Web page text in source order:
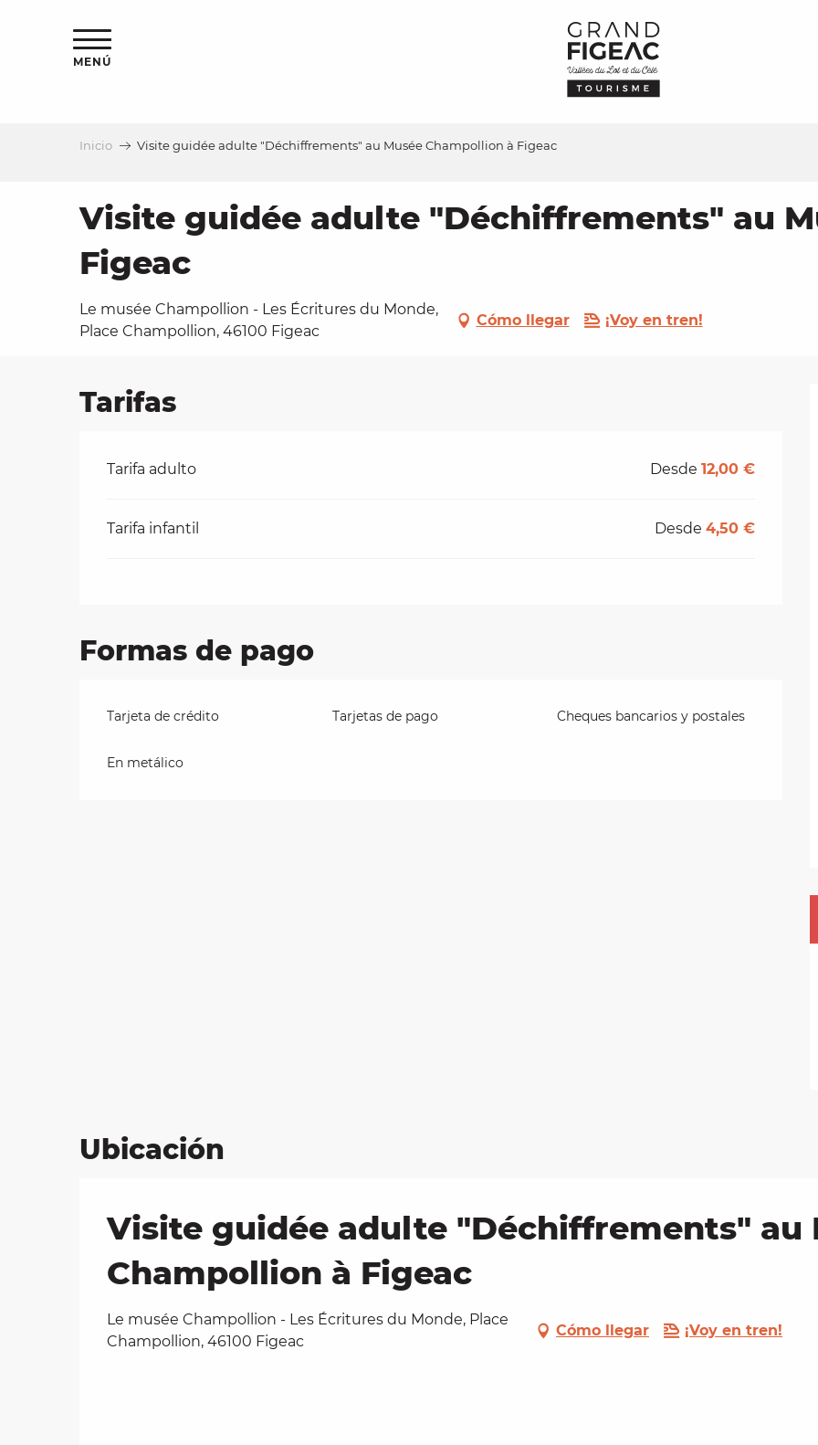
MENÚ
Inicio Visite guidée adulte "Déchiffrements" au Musée Champollion à Figeac
Visite guidée adulte "Déchiffrements" au
Figeac
Le musée Champollion - Les Écritures du Monde,
Place Champollion, 46100 Figeac
Cómo llegar ¡Voy en tren!
Tarifas
Tarifas 2026
Tarifa adulto Desde12,00 €
Tarifa infantil Desde4,50 €
Formas de pago
Tarjeta de crédito Tarjetas de pago Cheques bancarios y postales
En metálico
Ubicación
Visite guidée adulte "Déchiffrements" au
Champollion à Figeac
Le musée Champollion - Les Écritures du Monde, Place
Champollion, 46100 Figeac
Cómo llegar ¡Voy en tren!